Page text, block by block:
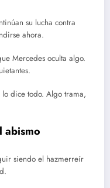
su lucha contra
ahora.
Mercedes oculta algo.
dice todo. Algo trama,
abismo
siendo el hazmerreír